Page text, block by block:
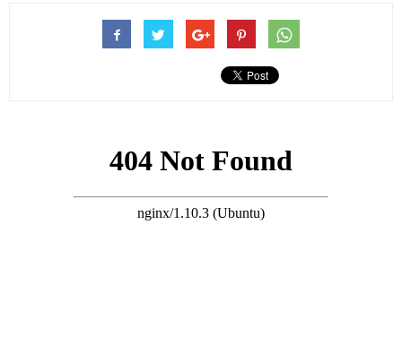
早已移居中山的他，為開拓更多事業可能性，順勢跟隨港星北上
量銳減的情況下，主動開拓副業、多元增收。